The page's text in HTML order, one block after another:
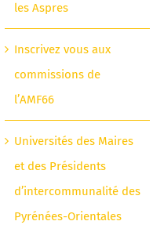
les Aspres
Inscrivez vous aux
commissions de
l’AMF66
Universités des Maires
et des Présidents
d’intercommunalité des
Pyrénées-Orientales